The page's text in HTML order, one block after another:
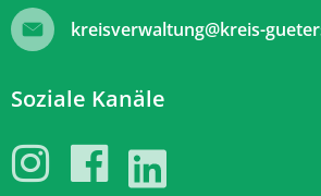
kreisverwaltung@kreis-
Soziale Kanäle